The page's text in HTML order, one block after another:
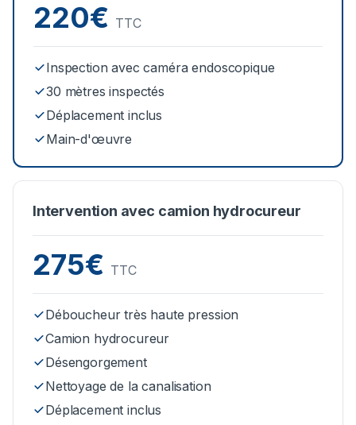
220€ TTC
Inspection avec caméra endoscopique
30 mètres inspectés
Déplacement inclus
Main-d'œuvre
Intervention avec camion hydrocureur
275€ TTC
Déboucheur très haute pression
Camion hydrocureur
Désengorgement
Nettoyage de la canalisation
Déplacement inclus